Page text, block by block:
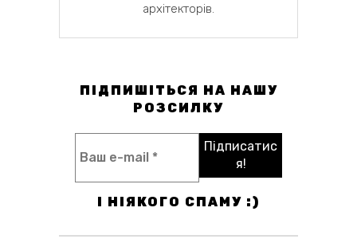
архітекторів.
ПІДПИШІТЬСЯ НА НАШУ
РОЗСИЛКУ
І НІЯКОГО СПАМУ :)